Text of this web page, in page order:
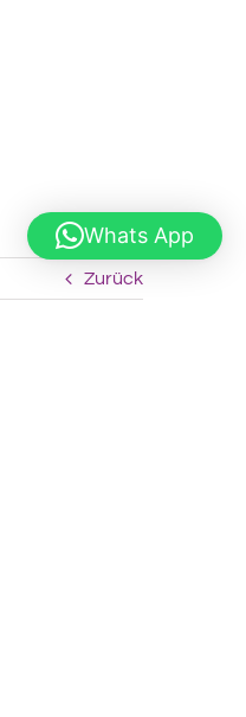
Zurück
Whats App